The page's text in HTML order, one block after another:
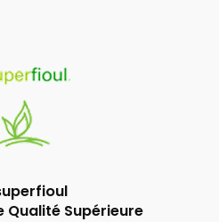
Qualité Supérieure